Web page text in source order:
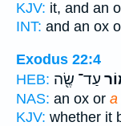
KJV: it, and an
INT: and an ox
Exodus 22:4
HEB: עַד־ שֶׂ֖ה
NAS: an ox or a
KJV: whether it